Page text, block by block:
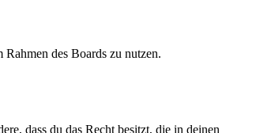
des Boards zu nutzen.
dass du das Recht besitzt, die in deinen